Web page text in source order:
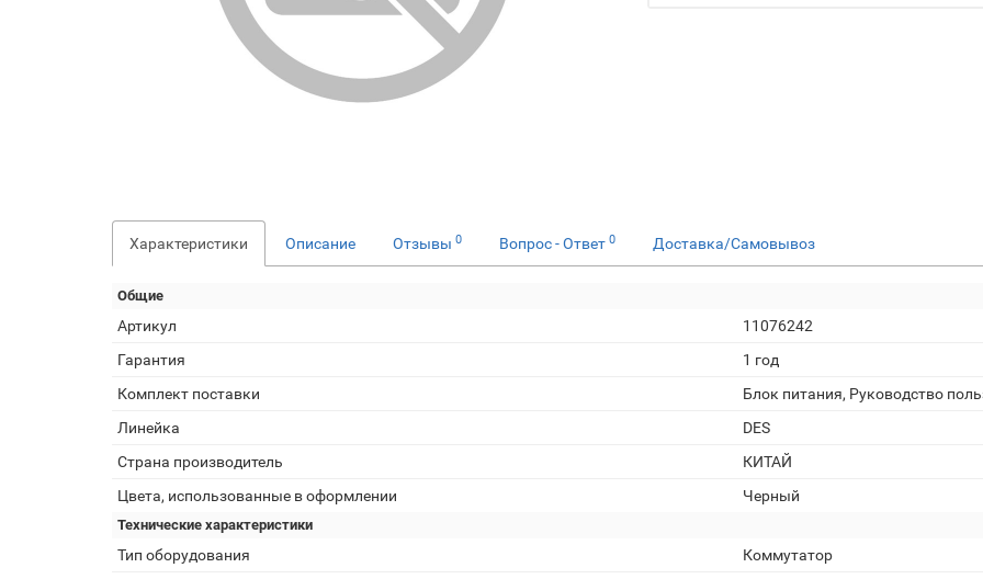
Характеристики Описание Отзывы 0 Вопрос - Ответ 0 Доставка/Самовывоз
Общие
Артикул
11076242
Гарантия
1 год
Комплект поставки
Блок питания, Руководство
Линейка
DES
Страна производитель
КИТАЙ
Цвета, использованные в оформлении
Черный
Технические характеристики
Тип оборудования
Коммутатор